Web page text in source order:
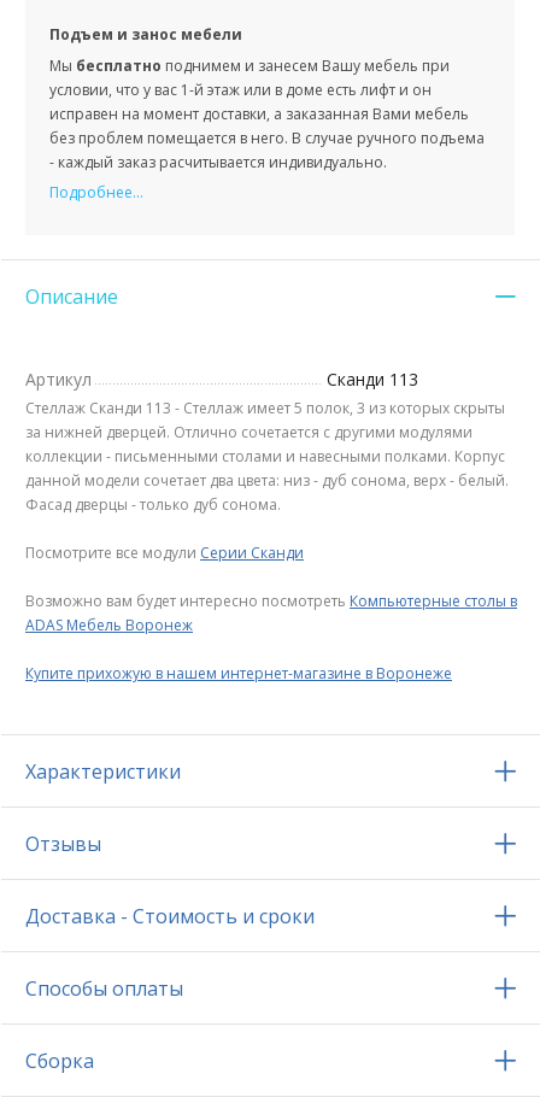
Подъем и занос мебели
Мы бесплатно поднимем и занесем Вашу мебель при
условии, что у вас 1-й этаж или в доме есть лифт и он
исправен на момент доставки, а заказанная Вами мебель
без проблем помещается в него. В случае ручного подъема
- каждый заказ расчитывается индивидуально.
Подробнее...
Описание
Артикул Сканди 113
Стеллаж Сканди 113 - Стеллаж имеет 5 полок, 3 из которых скрыты
за нижней дверцей. Отлично сочетается с другими модулями
коллекции - письменными столами и навесными полками. Корпус
данной модели сочетает два цвета: низ - дуб сонома, верх - белый.
Фасад дверцы - только дуб сонома.
Посмотрите все модули Серии Сканди
Возможно вам будет интересно посмотреть Компьютерные столы в
ADAS Мебель Воронеж
Купите прихожую в нашем интернет-магазине в Воронеже
Характеристики
Отзывы
Доставка - Стоимость и сроки
Способы оплаты
Сборка